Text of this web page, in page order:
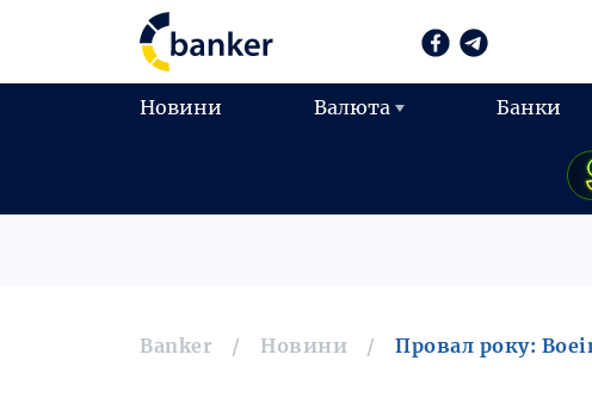
Новини Валюта Банки
Banker Новини Провал року: